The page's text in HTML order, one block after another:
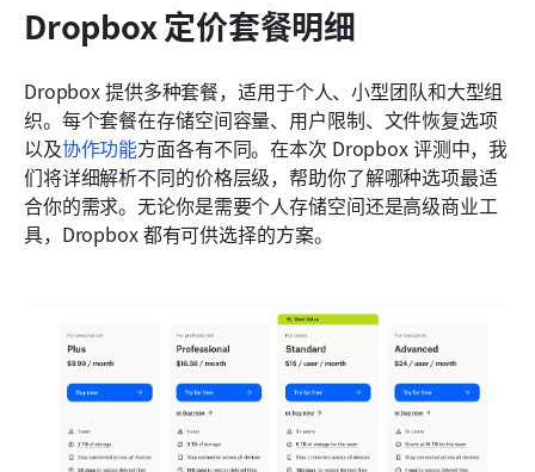
Dropbox 定价套餐明细
Dropbox 提供多种套餐，适用于个人、小型团队和大型组
织。每个套餐在存储空间容量、用户限制、文件恢复选项
以及协作功能方面各有不同。在本次 Dropbox 评测中，我
们将详细解析不同的价格层级，帮助你了解哪种选项最适
合你的需求。无论你是需要个人存储空间还是高级商业工
具，Dropbox 都有可供选择的方案。